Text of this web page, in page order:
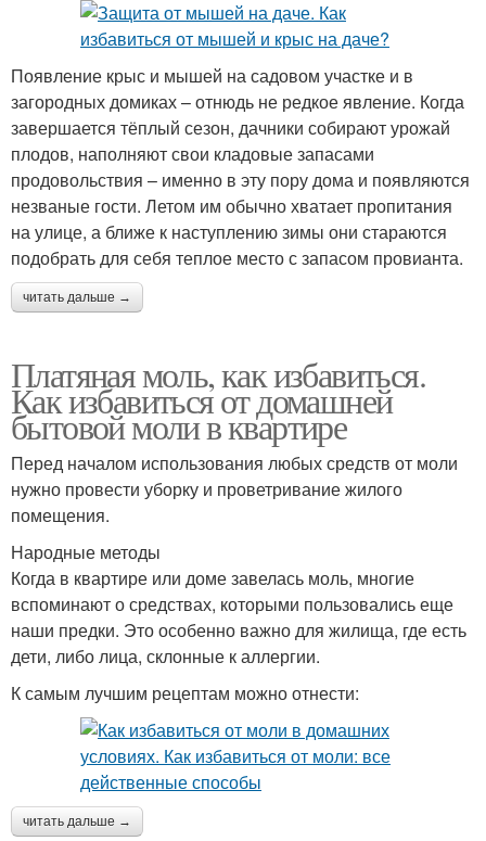
Появление крыс и мышей на садовом участке и в
загородных домиках – отнюдь не редкое явление. Когда
завершается тёплый сезон, дачники собирают урожай
плодов, наполняют свои кладовые запасами
продовольствия – именно в эту пору дома и появляются
незваные гости. Летом им обычно хватает пропитания
на улице, а ближе к наступлению зимы они стараются
подобрать для себя теплое место с запасом провианта.
читать дальше →
Платяная моль, как избавиться.
Как избавиться от домашней
бытовой моли в квартире
Перед началом использования любых средств от моли
нужно провести уборку и проветривание жилого
помещения.
Народные методы
Когда в квартире или доме завелась моль, многие
вспоминают о средствах, которыми пользовались еще
наши предки. Это особенно важно для жилища, где есть
дети, либо лица, склонные к аллергии.
К самым лучшим рецептам можно отнести:
читать дальше →